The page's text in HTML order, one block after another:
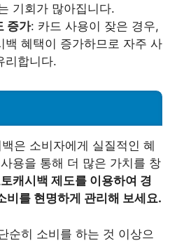
기회가 많아집니다.
증가: 카드 사용이 잦은 경우,
백 혜택이 증가하므로 자주 사
리합니다.
은 소비자에게 실질적인 혜
용을 통해 더 많은 가치를 창
캐시백 제도를 이용하여 경
비를 현명하게 관리해 보세요.
순히 소비를 하는 것 이상으